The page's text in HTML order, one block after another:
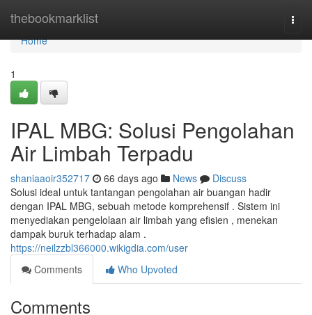
thebookmarklist
Home
Home
1
IPAL MBG: Solusi Pengolahan
Air Limbah Terpadu
shaniaaoir352717 66 days ago News
Discuss
Solusi ideal untuk tantangan pengolahan air buangan hadir
dengan IPAL MBG, sebuah metode komprehensif . Sistem ini
menyediakan pengelolaan air limbah yang efisien , menekan
dampak buruk terhadap alam .
https://neilzzbl366000.wikigdia.com/user
Comments
Who Upvoted
Comments